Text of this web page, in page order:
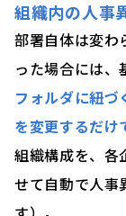
組織内の人事
部署自体は変わ
った場合には、
フォルダに紐
を変更するだけ
組織構成を、各
せて自動で人事